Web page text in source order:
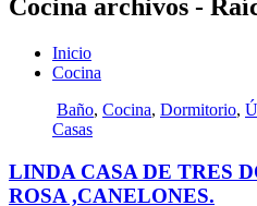
Cocina archivos -
Inicio
Cocina
Baño, Cocina, Dormitorio,
Casas
LINDA CASA DE TRES
ROSA ,CANELONES.